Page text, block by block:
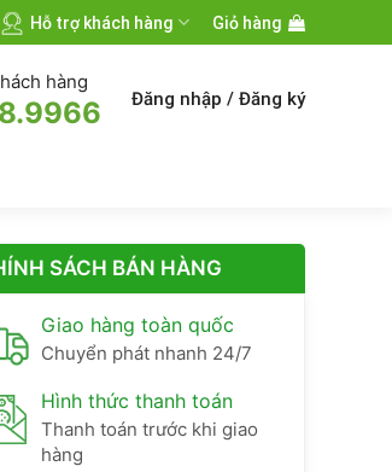
Hỗ trợ khách hàng Giỏ hàng
hàng
Đăng nhập / Đăng ký
SÁCH BÁN HÀNG
Giao hàng toàn quốc
Chuyển phát nhanh 24/7
Hình thức thanh toán
Thanh toán trước khi giao
hàng